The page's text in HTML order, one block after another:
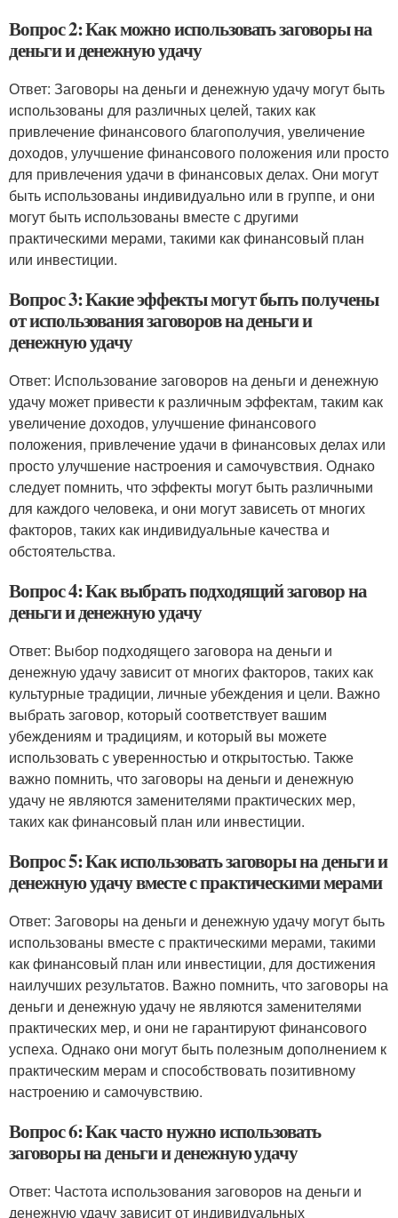
Вопрос 2: Как можно использовать заговоры на
деньги и денежную удачу
Ответ: Заговоры на деньги и денежную удачу могут быть
использованы для различных целей, таких как
привлечение финансового благополучия, увеличение
доходов, улучшение финансового положения или просто
для привлечения удачи в финансовых делах. Они могут
быть использованы индивидуально или в группе, и они
могут быть использованы вместе с другими
практическими мерами, такими как финансовый план
или инвестиции.
Вопрос 3: Какие эффекты могут быть получены
от использования заговоров на деньги и
денежную удачу
Ответ: Использование заговоров на деньги и денежную
удачу может привести к различным эффектам, таким как
увеличение доходов, улучшение финансового
положения, привлечение удачи в финансовых делах или
просто улучшение настроения и самочувствия. Однако
следует помнить, что эффекты могут быть различными
для каждого человека, и они могут зависеть от многих
факторов, таких как индивидуальные качества и
обстоятельства.
Вопрос 4: Как выбрать подходящий заговор на
деньги и денежную удачу
Ответ: Выбор подходящего заговора на деньги и
денежную удачу зависит от многих факторов, таких как
культурные традиции, личные убеждения и цели. Важно
выбрать заговор, который соответствует вашим
убеждениям и традициям, и который вы можете
использовать с уверенностью и открытостью. Также
важно помнить, что заговоры на деньги и денежную
удачу не являются заменителями практических мер,
таких как финансовый план или инвестиции.
Вопрос 5: Как использовать заговоры на деньги и
денежную удачу вместе с практическими мерами
Ответ: Заговоры на деньги и денежную удачу могут быть
использованы вместе с практическими мерами, такими
как финансовый план или инвестиции, для достижения
наилучших результатов. Важно помнить, что заговоры на
деньги и денежную удачу не являются заменителями
практических мер, и они не гарантируют финансового
успеха. Однако они могут быть полезным дополнением к
практическим мерам и способствовать позитивному
настроению и самочувствию.
Вопрос 6: Как часто нужно использовать
заговоры на деньги и денежную удачу
Ответ: Частота использования заговоров на деньги и
денежную удачу зависит от индивидуальных